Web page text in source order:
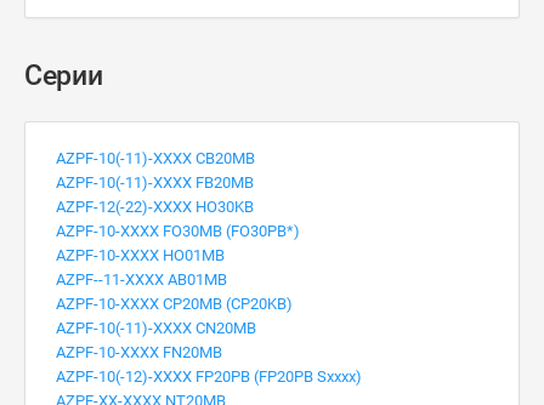
Серии
AZPF-10(-11)-XXXX CB20MB
AZPF-10(-11)-XXXX FB20MB
AZPF-12(-22)-XXXX HO30KB
AZPF-10-XXXX FO30MB (FO30PB*)
AZPF-10-XXXX HO01MB
AZPF--11-XXXX AB01MB
AZPF-10-XXXX CP20MB (CP20KB)
AZPF-10(-11)-XXXX CN20MB
AZPF-10-XXXX FN20MB
AZPF-10(-12)-XXXX FP20PB (FP20PB Sxxxx)
AZPF-XX-XXXX NT20MB